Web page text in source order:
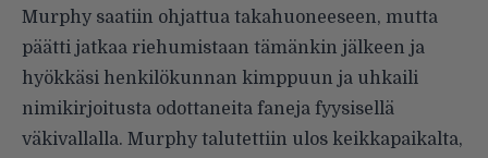
Murphy saatiin ohjattua takahuoneeseen, mutta
päätti jatkaa riehumistaan tämänkin jälkeen ja
hyökkäsi henkilökunnan kimppuun ja uhkaili
nimikirjoitusta odottaneita faneja fyysisellä
väkivallalla. Murphy talutettiin ulos keikkapaikalta,